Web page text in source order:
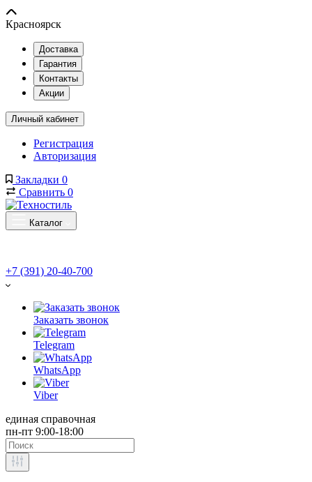
Красноярск
Доставка
Гарантия
Контакты
Акции
Личный кабинет
Регистрация
Авторизация
Закладки 0
Сравнить 0
Каталог
+7 (391) 20-40-700
Заказать звонок
Telegram
WhatsApp
Viber
единая справочная
пн-пт 9:00-18:00